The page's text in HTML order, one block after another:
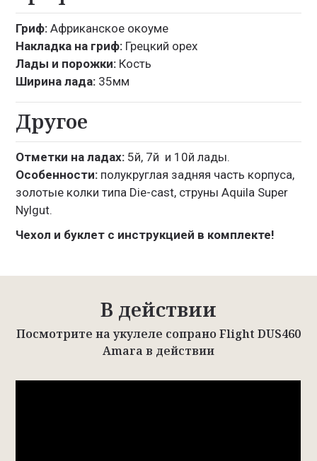
Гриф: Африканское окоуме
Накладка на гриф: Грецкий орех
Лады и порожки: Кость
Ширина лада: 35мм
Другое
Отметки на ладах: 5й, 7й и 10й лады.
Особенности: полукруглая задняя часть корпуса,
золотые колки типа Die-cast, струны Aquila Super
Nylgut.
Чехол и буклет с инструкцией в комплекте!
В действии
Посмотрите на укулеле сопрано Flight DUS460
Amara в действии